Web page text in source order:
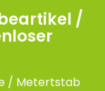
/
/ Metertstab